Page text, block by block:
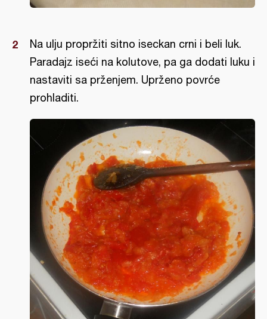
Na ulju propržiti sitno iseckan crni i beli luk.
Paradajz iseći na kolutove, pa ga dodati luku i
nastaviti sa prženjem. Uprženo povrće
prohladiti.